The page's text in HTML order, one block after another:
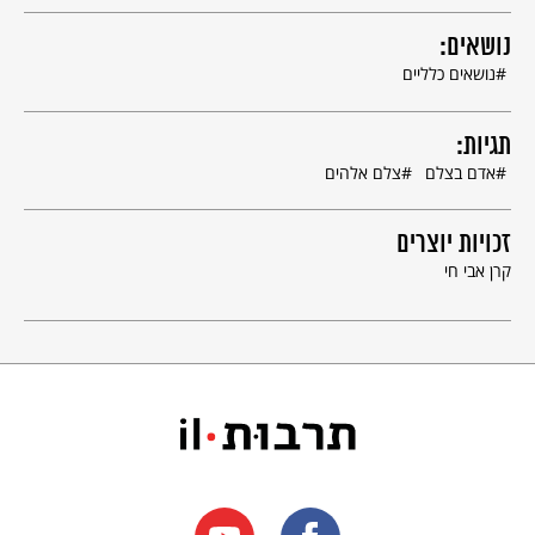
נושאים:
נושאים כלליים
תגיות:
אדם בצלם צלם אלהים
זכויות יוצרים
קרן אבי חי